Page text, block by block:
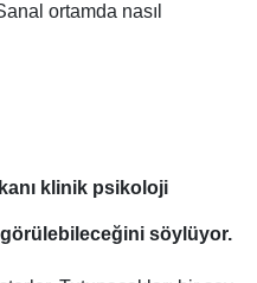
ortamda nasıl
klinik psikoloji
söylüyor.